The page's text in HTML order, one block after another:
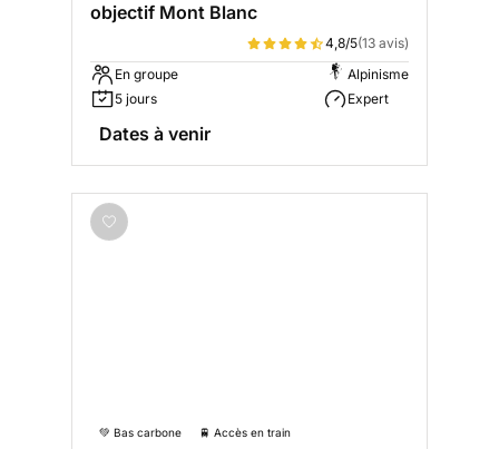
objectif Mont Blanc
4,8/5(13 avis)
En groupe
5 jours
Alpinisme
Expert
Dates à venir
💚 Bas carbone 🚆 Accès en train